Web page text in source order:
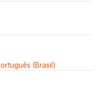
(Brasil)